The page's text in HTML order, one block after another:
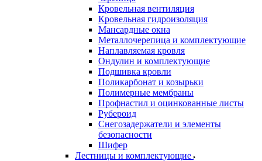
Кровельная вентиляция
Кровельная гидроизоляция
Мансардные окна
Металлочерепица и комплектующие
Наплавляемая кровля
Ондулин и комплектующие
Подшивка кровли
Поликарбонат и козырьки
Полимерные мембраны
Профнастил и оцинкованные листы
Рубероид
Снегозадержатели и элементы
безопасности
Шифер
Лестницы и комплектующие